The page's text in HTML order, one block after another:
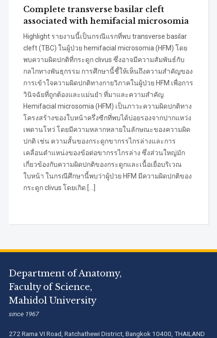
Complete transverse basilar cleft
associated with hemifacial microsomia
Highlight รายงานนี้เป็นกรณีแรกที่พบ transverse basilar
cleft (TBC) ในผู้ป่วย hemifacial microsomia (HFM) โดย
พบความผิดปกติที่กระดูก clivus ซึ่งอาจมีความสัมพันธ์กับ
กลไกทางพันธุกรรม การศึกษานี้ชี้ให้เห็นถึงความสำคัญของ
การเข้าใจความผิดปกติทางกายวิภาคในผู้ป่วย HFM เพื่อการ
วินิจฉัยที่ถูกต้องและแม่นยำ ที่มาและความสำคัญ
Hemifacial microsomia (HFM) เป็นภาวะความผิดปกติทาง
โครงสร้างของใบหน้าครึ่งซีกที่พบได้บ่อยรองจากปากแหว่ง
เพดานโหว่ โดยมีความหลากหลายในลักษณะของความผิด
ปกติ เช่น ความสั้นของกระดูกขากรรไกรล่างและการ
เคลื่อนตำแหน่งของข้อต่อขากรรไกรล่าง ซึ่งส่วนใหญ่มัก
เกี่ยวข้องกับความผิดปกติของกระดูกและเนื้อเยื่อบริเวณ
ใบหน้า ในกรณีศึกษานี้พบว่าผู้ป่วย HFM มีความผิดปกติของ
กระดูก clivus โดยเกิด […]
Department of Anatomy,
Faculty of Science,
Mahidol University
since 1967
272 Rama VI Road, Ratchathewi District, Bangkok 10400, THAILAND